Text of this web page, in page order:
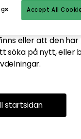
eller att den
söka på nytt, eller
startsidan
Accept All